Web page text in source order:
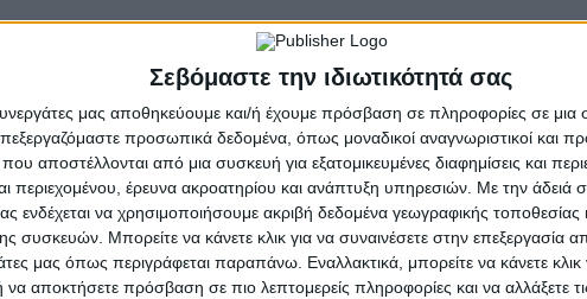
Σεβόμαστε την ιδιωτικότητά σας
μας αποθηκεύουμε και/ή έχουμε πρόσβαση σε πληροφορίες σε
προσωπικά δεδομένα, όπως μοναδικοί αναγνωριστικοί και
αποστέλλονται από μια συσκευή για εξατομικευμένες διαφημίσεις και
περιεχομένου, έρευνα ακροατηρίου και ανάπτυξη υπηρεσιών. Με την άδειά
ενδέχεται να χρησιμοποιήσουμε ακριβή δεδομένα γεωγραφικής τοποθεσίας
συσκευών. Μπορείτε να κάνετε κλικ για να συναινέσετε στην επεξεργασία
μας όπως περιγράφεται παραπάνω. Εναλλακτικά, μπορείτε να κάνετε κλικ
να αποκτήσετε πρόσβαση σε πιο λεπτομερείς πληροφορίες και να αλλάξετε
και Προτρεπτικός προς τους Νέους από την πρώην
Σακελλαροπούλου.
τα παιδιά, έτσι κι αλλιώς τα ξέρουν όλα” Δεν μπορεί να
να γνωρίζουν έννοιες που είναι φορτισμένες με
ή άλλως πως η Χώρα μας. Η δυσκολία κατανόησης
έναν νέο να περιγράψει “τον τρόπο με τον οποίο μπορεί